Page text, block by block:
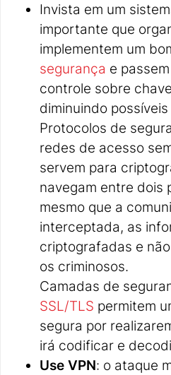
Invista em um
importante que
implementem um
segurança e
controle sobre
diminuindo
Protocolos de
redes de acesso
servem para
navegam entre dois
mesmo que a
interceptada, as
criptografadas e
os criminosos.
Camadas de
SSL/TLS permitem
segura por
irá codificar e
Use VPN: o ataque